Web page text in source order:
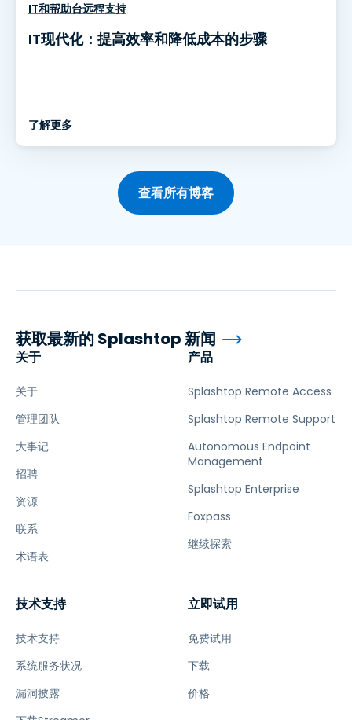
IT和帮助台远程支持
IT现代化：提高效率和降低成本的步骤
了解更多
查看所有博客
关于
关于
管理团队
大事记
招聘
资源
联系
术语表
产品
Splashtop Remote Access
Splashtop Remote Support
Autonomous Endpoint
Management
Splashtop Enterprise
Foxpass
继续探索
技术支持
技术支持
系统服务状况
漏洞披露
立即试用
免费试用
下载
价格
获取最新的 Splashtop 新闻